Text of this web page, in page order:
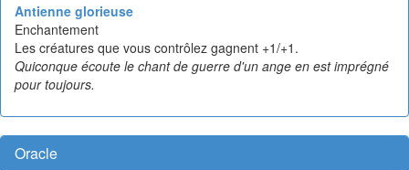
Antienne glorieuse
Enchantement
Les créatures que vous contrôlez gagnent +1/+1.
Quiconque écoute le chant de guerre d'un ange en est imprégné
pour toujours.
Oracle